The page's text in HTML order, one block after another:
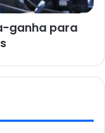
ganha para